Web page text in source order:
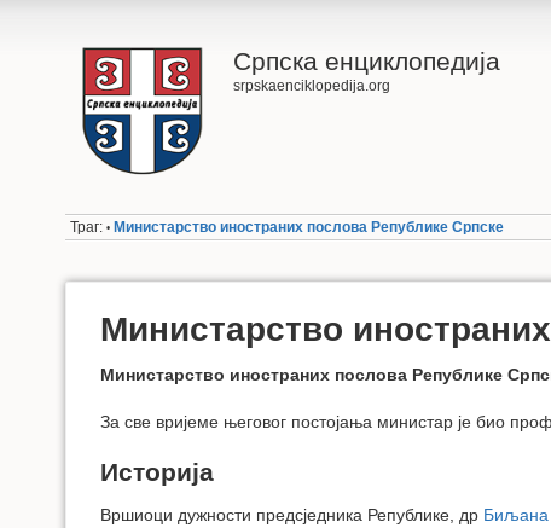
Српска енциклопедија
srpskaenciklopedija.org
Траг: • Министарство иностраних послова Републике Српске
Министарство
Министарство иностраних послова Републике
За све вријеме његовог постојања министар је био
Историја
Вршиоци дужности предсједника Републике, др